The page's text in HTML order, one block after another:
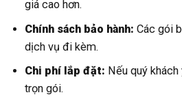
giá cao hơn.
Chính sách bảo hành: Các gói
dịch vụ đi kèm.
Chi phí lắp đặt: Nếu quý
trọn gói.